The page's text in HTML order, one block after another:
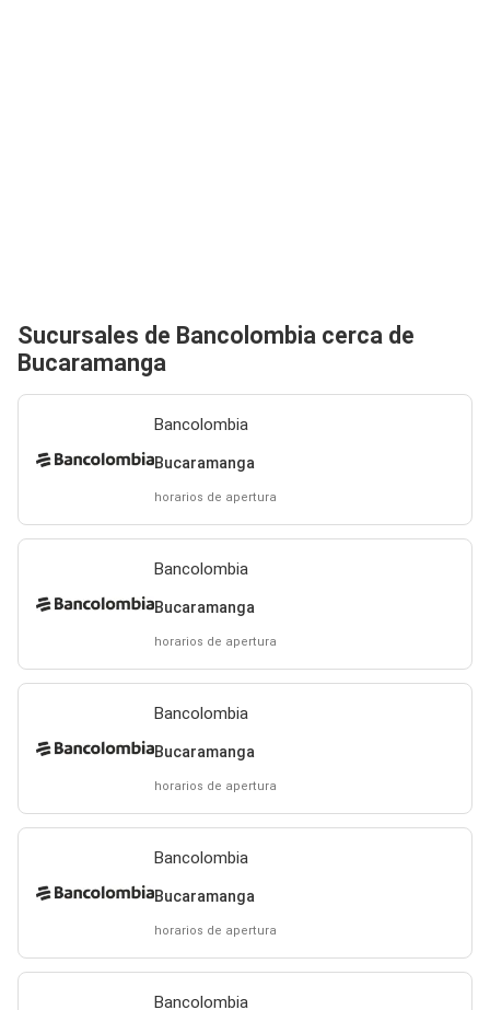
Sucursales de Bancolombia cerca de
Bucaramanga
Bancolombia
Bucaramanga
horarios de apertura
Bancolombia
Bucaramanga
horarios de apertura
Bancolombia
Bucaramanga
horarios de apertura
Bancolombia
Bucaramanga
horarios de apertura
Bancolombia